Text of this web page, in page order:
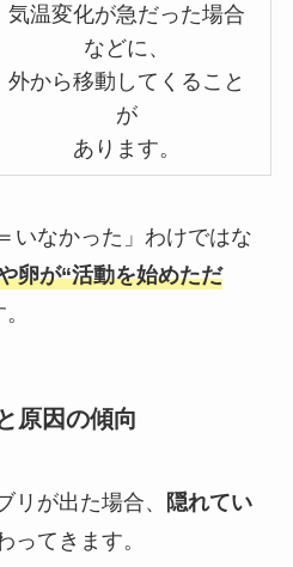
気温変化が急だった場合
などに、
外から移動してくること
が
あります。
いなかった」わけではな
卵が“活動を始めただ
原因の傾向
リが出た場合、
隠れてい
ってきます。